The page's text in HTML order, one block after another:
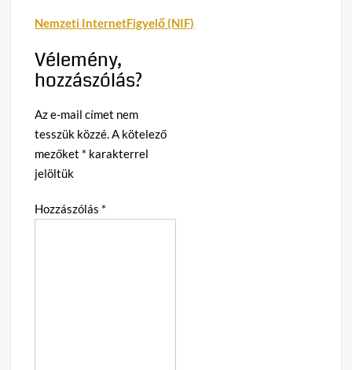
Nemzeti InternetFigyelő (NIF)
Vélemény,
hozzászólás?
Az e-mail címet nem
tesszük közzé.A kötelező
mezőket * karakterrel
jelöltük
Hozzászólás *